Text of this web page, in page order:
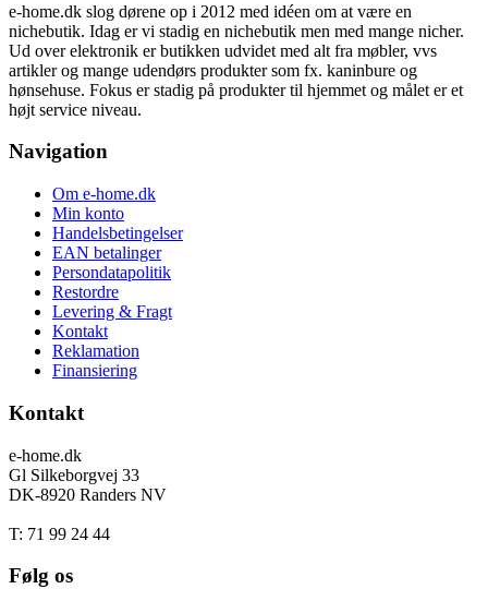
e-home.dk slog dørene op i 2012 med idéen om at være en
nichebutik. Idag er vi stadig en nichebutik men med mange nicher.
Ud over elektronik er butikken udvidet med alt fra møbler, vvs
artikler og mange udendørs produkter som fx. kaninbure og
hønsehuse. Fokus er stadig på produkter til hjemmet og målet er et
højt service niveau.
Navigation
Om e-home.dk
Min konto
Handelsbetingelser
EAN betalinger
Persondatapolitik
Restordre
Levering & Fragt
Kontakt
Reklamation
Finansiering
Kontakt
e-home.dk
Gl Silkeborgvej 33
DK-8920 Randers NV
T: 71 99 24 44
Følg os